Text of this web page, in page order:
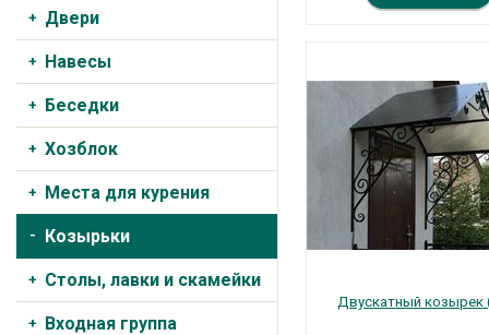
Двускатный козырек
Двери
Навесы
Беседки
Хозблок
Места для курения
Козырьки
Столы, лавки и скамейки
Входная группа